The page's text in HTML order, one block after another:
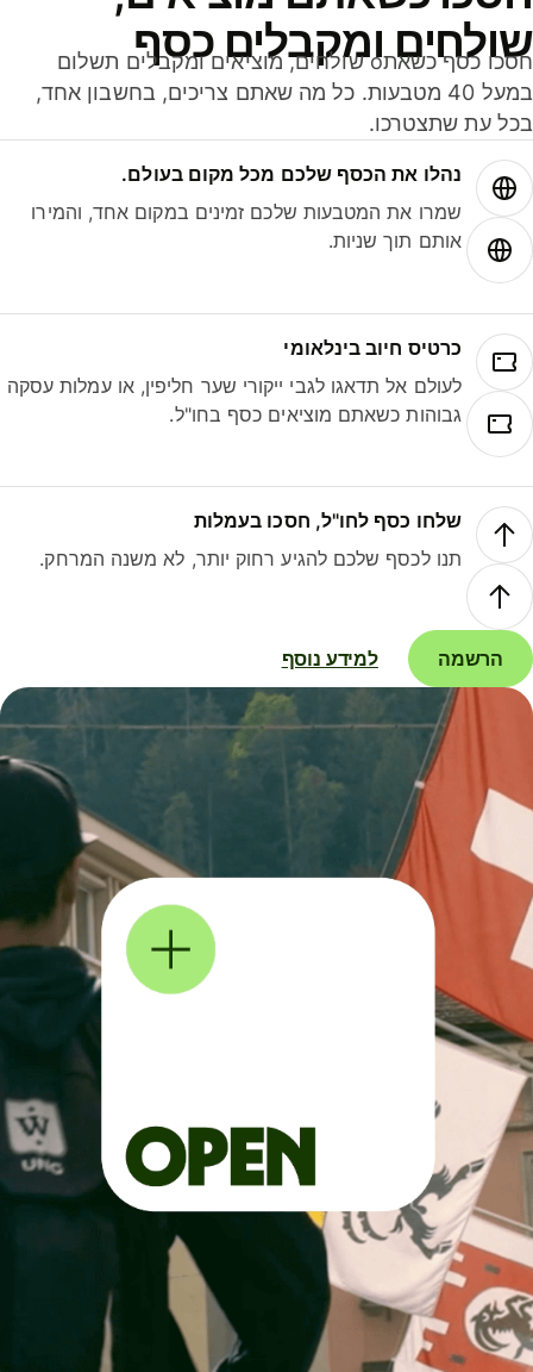
ומקבלים כסף
חסכו כסף כשאתo שולחים, מוציאים ומקבלים תשלום
במעל 40 מטבעות. כל מה שאתם צריכים, בחשבון אחד,
עת שתצטרכו.
נהלו את הכסף שלכם מכל מקום בעולם.
שמרו את המטבעות שלכם זמינים במקום אחד, והמירו
אותם תוך שניות.
כרטיס חיוב בינלאומי
לעולם אל תדאגו לגבי ייקורי שער חליפין, או עמלות עסקה
גבוהות כשאתם מוציאים כסף בחו"ל.
שלחו כסף לחו"ל, חסכו בעמלות
תנו לכסף שלכם להגיע רחוק יותר, לא משנה המרחק.
הרשמה למידע נוסף